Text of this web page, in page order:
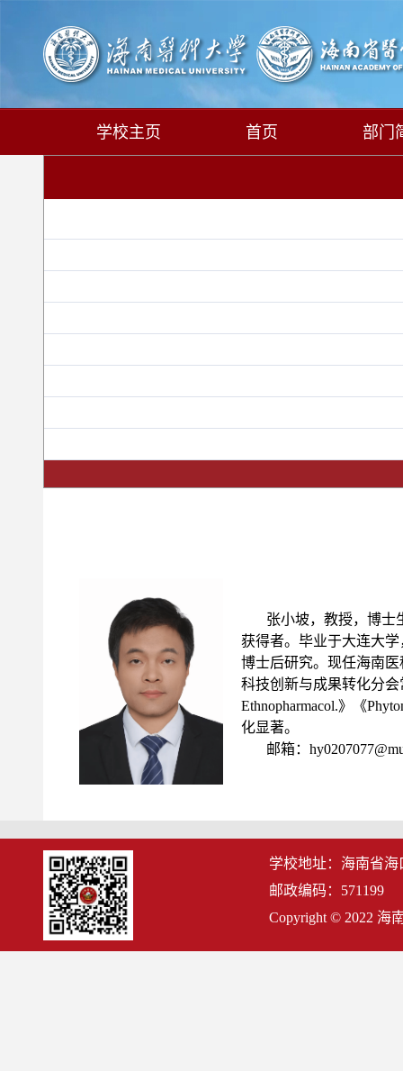
学校主页 首页 部门
张小坡， 教授，博士
获得者。毕业于大连大
博士后研究。现任海南
科技创新与成果转化分
Ethnopharmacol.》《
化显著。
邮箱：
学校地址：海南省
邮政编码：571199
Copyright © 2022 海